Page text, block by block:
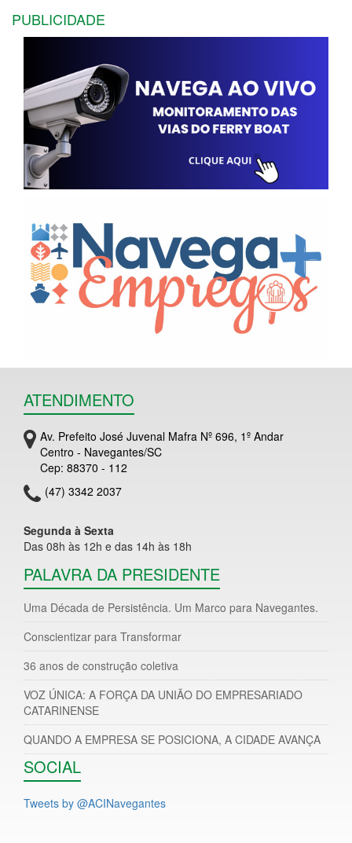
PUBLICIDADE
ATENDIMENTO
Av. Prefeito José Juvenal Mafra Nº 696, 1º Andar
Centro - Navegantes/SC
Cep: 88370 - 112
(47) 3342 2037
Segunda à Sexta
Das 08h às 12h e das 14h às 18h
PALAVRA DA PRESIDENTE
Uma Década de Persistência. Um Marco para Navegantes.
Conscientizar para Transformar
36 anos de construção coletiva
VOZ ÚNICA: A FORÇA DA UNIÃO DO EMPRESARIADO
CATARINENSE
QUANDO A EMPRESA SE POSICIONA, A CIDADE AVANÇA
SOCIAL
Tweets by @ACINavegantes